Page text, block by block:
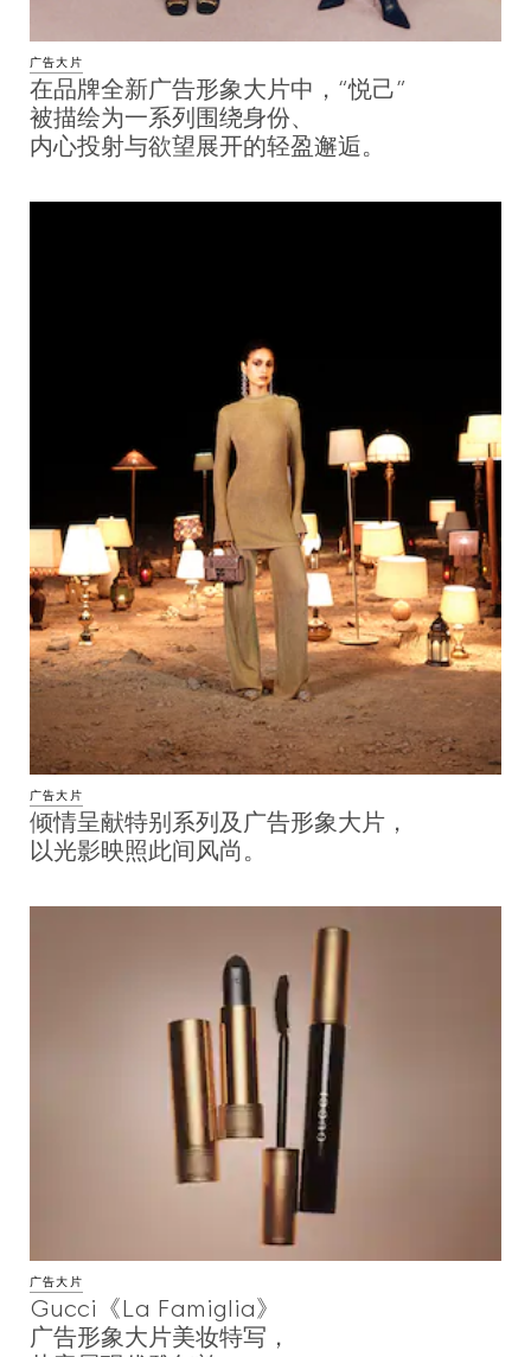
广告大片
在品牌全新广告形象大片中，“悦己”
被描绘为一系列围绕身份、
内心投射与欲望展开的轻盈邂逅。
广告大片
倾情呈献特别系列及广告形象大片，
以光影映照此间风尚。
广告大片
Gucci《La Famiglia》
广告形象大片美妆特写，